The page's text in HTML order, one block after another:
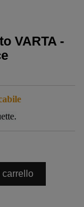
VARTA -
carrello